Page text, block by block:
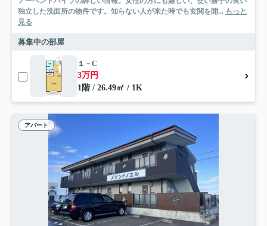
独立した洗面所の物件です。知らない人が来た時でも玄関を開... もっと
見る
募集中の部屋
１－C
3万円
1階 / 26.49㎡ / 1K
アパート